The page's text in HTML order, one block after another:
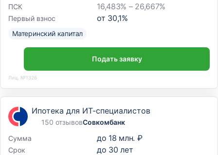
ПСК 16,483% – 26,667%
Первый взнос от 30,1%
Материнский капитал
Подать заявку
Лиц. №1326
Ипотека для ИТ-специалистов
150 отзывовСовкомбанк
Сумма
до 18 млн. ₽
Срок до 30 лет